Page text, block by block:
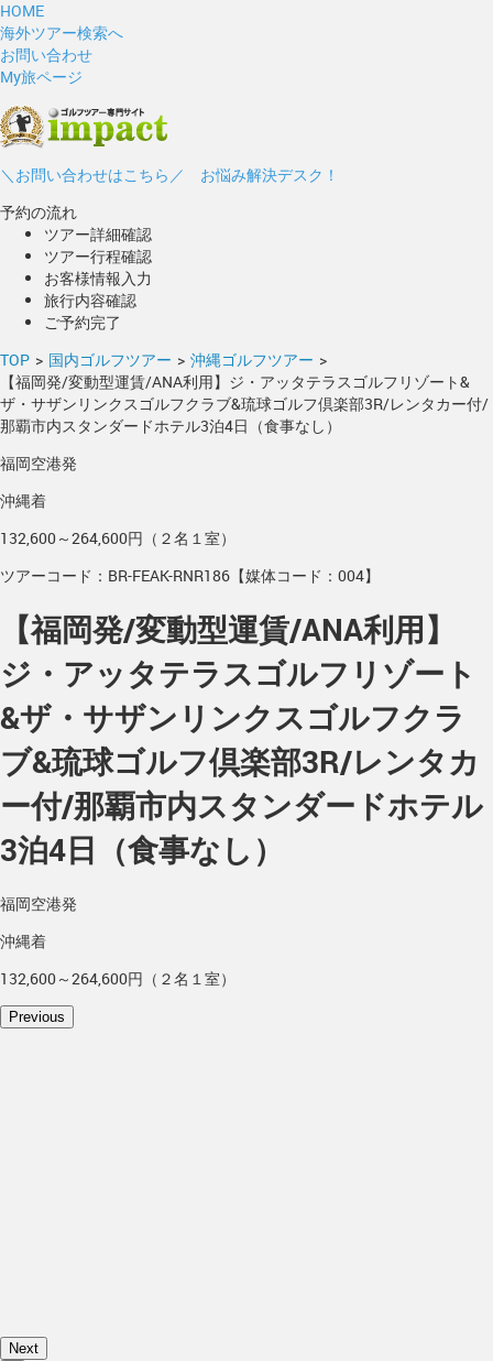
HOME
海外ツアー検索へ
お問い合わせ
My旅ページ
＼お問い合わせはこちら／ お悩み解決デスク！
予約の流れ
ツアー詳細確認
ツアー行程確認
お客様情報入力
旅行内容確認
ご予約完了
TOP > 国内ゴルフツアー > 沖縄ゴルフツアー >
【福岡発/変動型運賃/ANA利用】ジ・アッタテラスゴルフリゾート&
ザ・サザンリンクスゴルフクラブ&琉球ゴルフ倶楽部3R/レンタカー付/
那覇市内スタンダードホテル3泊4日（食事なし）
福岡空港発
沖縄着
132,600～264,600円（２名１室）
ツアーコード：BR-FEAK-RNR186【媒体コード：004】
【福岡発/変動型運賃/ANA利用】
ジ・アッタテラスゴルフリゾート
&ザ・サザンリンクスゴルフクラ
ブ&琉球ゴルフ倶楽部3R/レンタカ
ー付/那覇市内スタンダードホテル
3泊4日（食事なし）
福岡空港発
沖縄着
132,600～264,600円（２名１室）
Previous
Next